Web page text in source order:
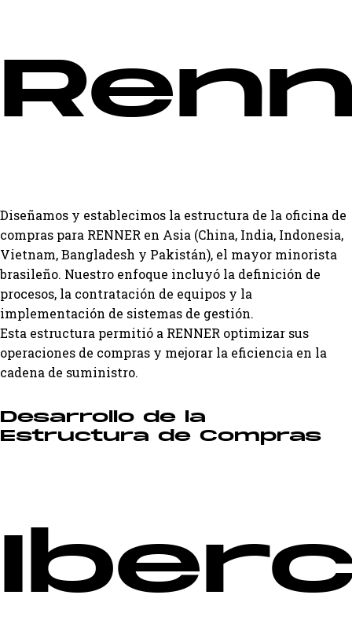
Diseñamos y establecimos la estructura de la oficina de
compras para RENNER en Asia (China, India, Indonesia,
Vietnam, Bangladesh y Pakistán), el mayor minorista
brasileño. Nuestro enfoque incluyó la definición de
procesos, la contratación de equipos y la
implementación de sistemas de gestión.
Esta estructura permitió a RENNER optimizar sus
operaciones de compras y mejorar la eficiencia en la
cadena de suministro.
Desarrollo de la
Estructura de Compras